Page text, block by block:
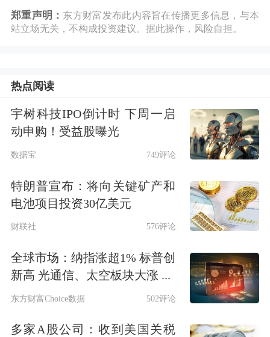
郑重声明： 东方财富发布此内容旨在传播更多信息，与本
站立场无关，不构成投资建议。据此操作，风险自担。
热点阅读
宇树科技IPO倒计时 下周一启
动申购！受益股曝光
数据宝 749评论
特朗普宣布：将向关键矿产和
电池项目投资30亿美元
财联社 576评论
全球市场：纳指涨超1% 标普创
新高 光通信、太空板块大涨 ...
东方财富Choice数据 502评论
多家A股公司：收到美国关税